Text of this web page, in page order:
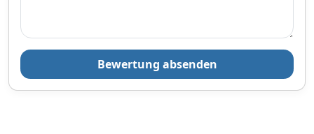
Versandkostenfrei
Verkauf und Versand durch
Bewertung absenden